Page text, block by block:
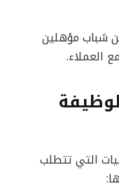
شباب مؤهلين
العملاء.
التي تتطلب